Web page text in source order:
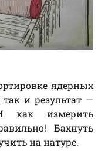
ядерных
и результат —
как измерить
Бахнуть
на натуре.